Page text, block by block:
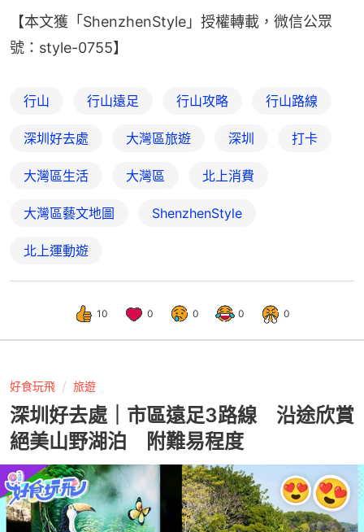
【本文獲「ShenzhenStyle」授權轉載，微信公眾
號：style-0755】
行山 行山遠足 行山攻略 行山路線
深圳好去處 大灣區旅遊 深圳 打卡
大灣區生活 大灣區 北上消費
大灣區藝文地圖 ShenzhenStyle
北上運動遊
10 0 0 0 0
好食玩飛 旅遊
深圳好去處｜市區遠足3路線 沿途欣賞
絕美山野湖泊 附難易程度